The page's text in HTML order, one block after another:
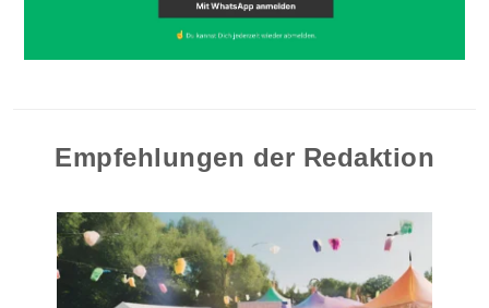
Empfehlungen der Redaktion